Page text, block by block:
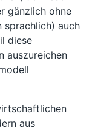
gänzlich ohne
sprachlich) auch
diese
auszureichen
aus